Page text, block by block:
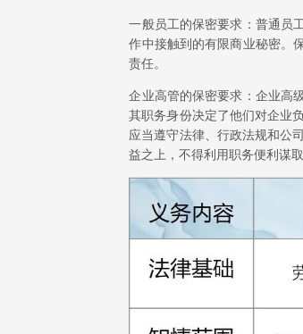
一般员工的保密要求：普通员
作中接触到的有限商业秘密。
责任。
企业高管的保密要求：企业高
其职务身份决定了他们对企业
应当遵守法律、行政法规和公
益之上，不得利用职务便利谋